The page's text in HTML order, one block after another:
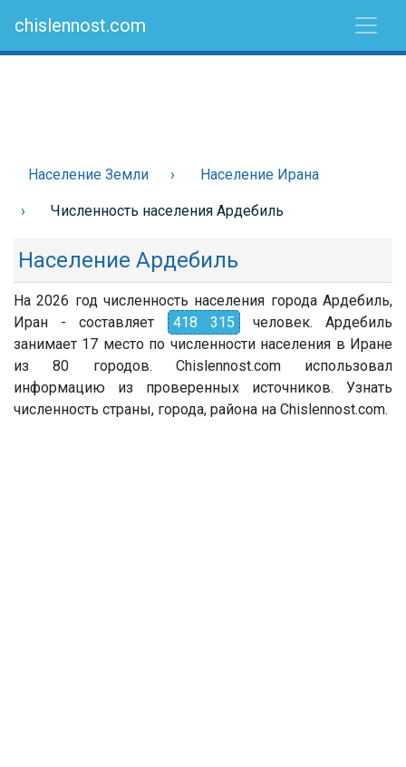
chislennost.com
Население Земли Население Ирана
Численность населения Ардебиль
Население Ардебиль
На 2026 год численность населения города Ардебиль,
Иран - составляет
418 315 человек. Ардебиль
занимает 17 место по численности населения в Иране
из 80 городов. Chislennost.com использовал
информацию из проверенных источников. Узнать
численность страны, города, района на Chislennost.com.